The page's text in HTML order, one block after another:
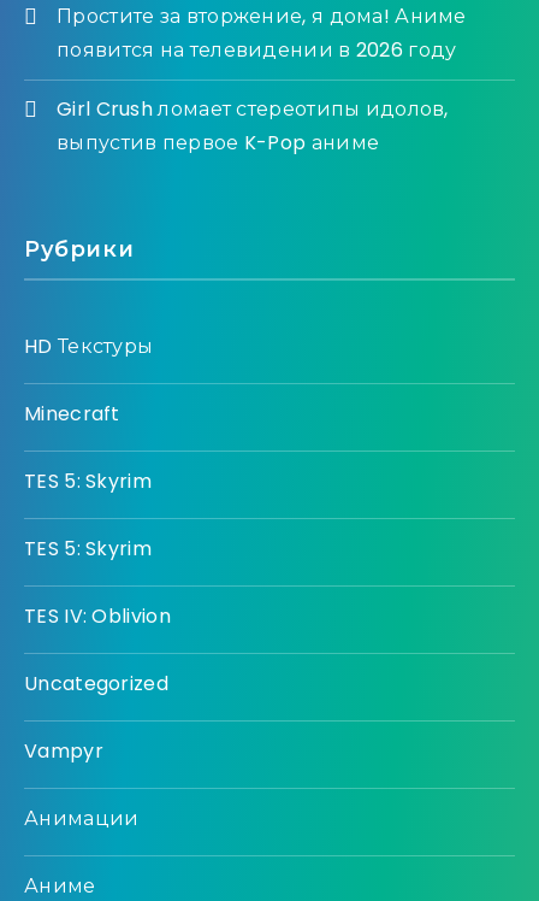
Простите за вторжение, я дома! Аниме
появится на телевидении в 2026 году
Girl Crush ломает стереотипы идолов,
выпустив первое K-Pop аниме
Рубрики
HD Текстуры
Minecraft
TES 5: Skyrim
TES 5: Skyrim
TES IV: Oblivion
Uncategorized
Vampyr
Анимации
Аниме